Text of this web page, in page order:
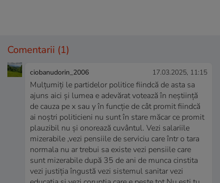
Comentarii (1)
ciobanudorin_2006 17.03.2025, 11:15
Mulțumiți le partidelor politice fiindcă de asta sa
ajuns aici și lumea e adevărat votează în neștiință
de cauza pe x sau y în funcție de cât promit fiindcă
ai noștri politicieni nu sunt în stare măcar ce promit
plauzibil nu și onorează cuvântul. Vezi salariile
mizerabile ,vezi pensiile de serviciu care într o tara
normala nu ar trebui sa existe vezi pensiile care
sunt mizerabile după 35 de ani de munca cinstita
vezi justiția îngustă vezi sistemul sanitar vezi